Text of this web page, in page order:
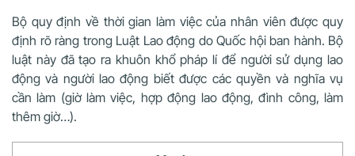
Bộ quy định về thời gian làm việc của nhân viên được quy
định rõ ràng trong Luật Lao động do Quốc hội ban hành. Bộ
luật này đã tạo ra khuôn khổ pháp lí để người sử dụng lao
động và người lao động biết được các quyền và nghĩa vụ
cần làm (giờ làm việc, hợp động lao động, đình công, làm
thêm giờ…).